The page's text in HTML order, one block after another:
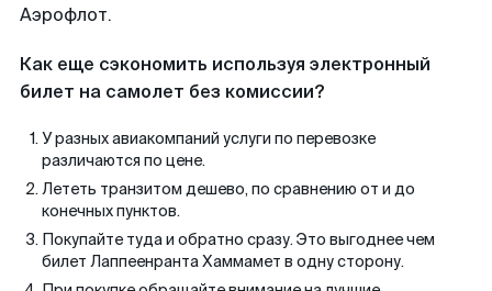
Аэрофлот.
Как еще сэкономить используя электронный
билет на самолет без комиссии?
У разных авиакомпаний услуги по перевозке
различаются по цене.
Лететь транзитом дешево, по сравнению от и до
конечных пунктов.
Покупайте туда и обратно сразу. Это выгоднее чем
билет Лаппеенранта Хаммамет в одну сторону.